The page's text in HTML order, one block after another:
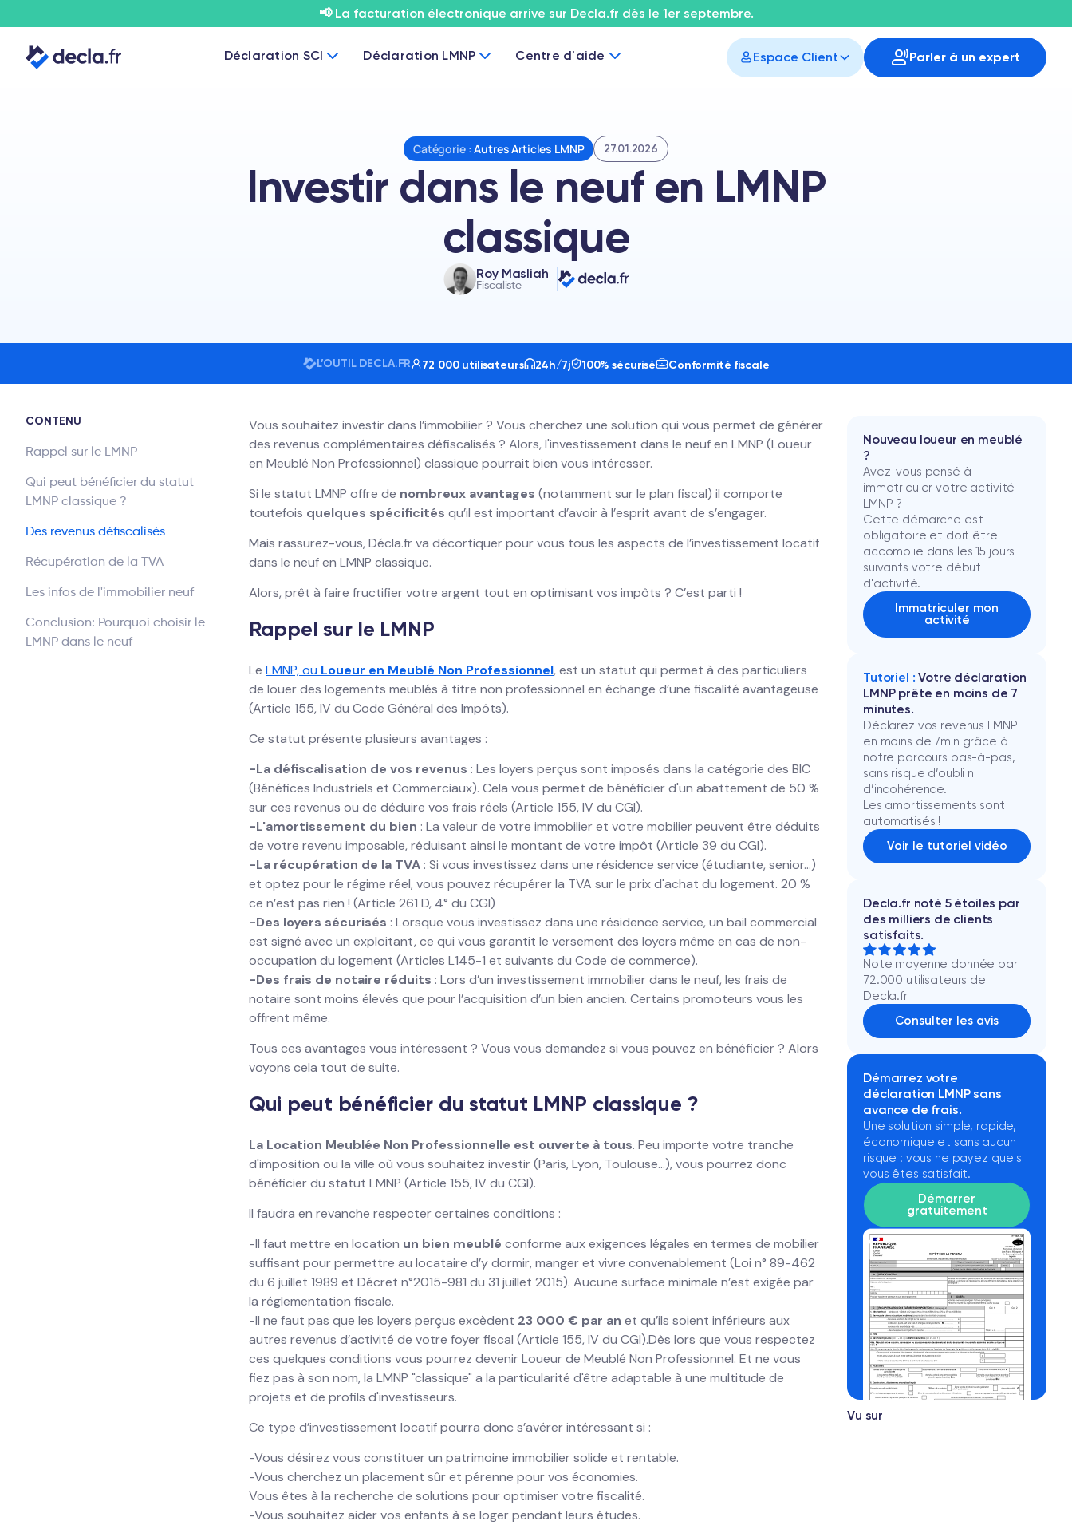
📢 La facturation électronique arrive sur Decla.fr dès le 1er septembre.
Déclaration SCI Déclaration LMNP Centre d'aide Espace Client Parler à un expert
Catégorie :Autres Articles LMNP 27.01.2026
Investir dans le neuf en LMNP
classique
Roy Masliah
Fiscaliste
L’OUTIL DECLA.FR 72 000 utilisateurs 24h/7j 100% sécurisé Conformité fiscale
CONTENU
Rappel sur le LMNP
Qui peut bénéficier du statut
LMNP classique ?
Des revenus défiscalisés
Récupération de la TVA
Les infos de l'immobilier neuf
Conclusion: Pourquoi choisir le
LMNP dans le neuf
Vous souhaitez investir dans l’immobilier ? Vous cherchez une solution qui vous permet de générer
des revenus complémentaires défiscalisés ? Alors, l'investissement dans le neuf en LMNP (Loueur
en Meublé Non Professionnel) classique pourrait bien vous intéresser.
Si le statut LMNP offre de nombreux avantages (notamment sur le plan fiscal) il comporte
toutefois quelques spécificités qu’il est important d’avoir à l’esprit avant de s’engager.
Mais rassurez-vous, Décla.fr va décortiquer pour vous tous les aspects de l’investissement locatif
dans le neuf en LMNP classique.
Alors, prêt à faire fructifier votre argent tout en optimisant vos impôts ? C’est parti !
Rappel sur le LMNP
Le LMNP, ou Loueur en Meublé Non Professionnel, est un statut qui permet à des particuliers
de louer des logements meublés à titre non professionnel en échange d’une fiscalité avantageuse
(Article 155, IV du Code Général des Impôts).
Ce statut présente plusieurs avantages :
-La défiscalisation de vos revenus : Les loyers perçus sont imposés dans la catégorie des BIC
(Bénéfices Industriels et Commerciaux). Cela vous permet de bénéficier d'un abattement de 50 %
sur ces revenus ou de déduire vos frais réels (Article 155, IV du CGI).
-L'amortissement du bien : La valeur de votre immobilier et votre mobilier peuvent être déduits
de votre revenu imposable, réduisant ainsi le montant de votre impôt (Article 39 du CGI).
-La récupération de la TVA : Si vous investissez dans une résidence service (étudiante, senior...)
et optez pour le régime réel, vous pouvez récupérer la TVA sur le prix d'achat du logement. 20 %
ce n’est pas rien ! (Article 261 D, 4° du CGI)
-Des loyers sécurisés : Lorsque vous investissez dans une résidence service, un bail commercial
est signé avec un exploitant, ce qui vous garantit le versement des loyers même en cas de non-
occupation du logement (Articles L145-1 et suivants du Code de commerce).
-Des frais de notaire réduits : Lors d’un investissement immobilier dans le neuf, les frais de
notaire sont moins élevés que pour l’acquisition d’un bien ancien. Certains promoteurs vous les
offrent même.
Tous ces avantages vous intéressent ? Vous vous demandez si vous pouvez en bénéficier ? Alors
voyons cela tout de suite.
Qui peut bénéficier du statut LMNP classique ?
La Location Meublée Non Professionnelle est ouverte à tous. Peu importe votre tranche
d'imposition ou la ville où vous souhaitez investir (Paris, Lyon, Toulouse...), vous pourrez donc
bénéficier du statut LMNP (Article 155, IV du CGI).
Il faudra en revanche respecter certaines conditions :
-Il faut mettre en location un bien meublé conforme aux exigences légales en termes de mobilier
suffisant pour permettre au locataire d’y dormir, manger et vivre convenablement (Loi n° 89-462
du 6 juillet 1989 et Décret n°2015-981 du 31 juillet 2015). Aucune surface minimale n’est exigée par
la réglementation fiscale.
-Il ne faut pas que les loyers perçus excèdent 23 000 € par an et qu’ils soient inférieurs aux
autres revenus d’activité de votre foyer fiscal (Article 155, IV du CGI).Dès lors que vous respectez
ces quelques conditions vous pourrez devenir Loueur de Meublé Non Professionnel. Et ne vous
fiez pas à son nom, la LMNP "classique" a la particularité d'être adaptable à une multitude de
projets et de profils d'investisseurs.
Ce type d’investissement locatif pourra donc s’avérer intéressant si :
-Vous désirez vous constituer un patrimoine immobilier solide et rentable.
-Vous cherchez un placement sûr et pérenne pour vos économies.
Vous êtes à la recherche de solutions pour optimiser votre fiscalité.
-Vous souhaitez aider vos enfants à se loger pendant leurs études.
Nouveau loueur en meublé
?
Avez-vous pensé à
immatriculer votre activité
LMNP ?
Cette démarche est
obligatoire et doit être
accomplie dans les 15 jours
suivants votre début
d'activité.
Immatriculer mon
activité
Tutoriel : Votre déclaration
LMNP prête en moins de 7
minutes.
Déclarez vos revenus LMNP
en moins de 7min grâce à
notre parcours pas-à-pas,
sans risque d’oubli ni
d’incohérence.
Les amortissements sont
automatisés !
Voir le tutoriel vidéo
Decla.fr noté 5 étoiles par
des milliers de clients
satisfaits.
Note moyenne donnée par
72.000 utilisateurs de
Decla.fr
Consulter les avis
Démarrez votre
déclaration LMNP sans
avance de frais.
Une solution simple, rapide,
économique et sans aucun
risque : vous ne payez que si
vous êtes satisfait.
Démarrer
gratuitement
Vu sur